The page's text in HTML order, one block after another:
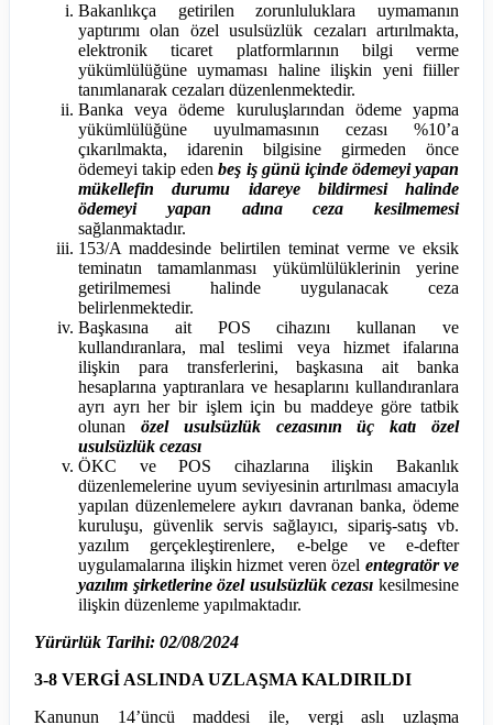
Bakanlıkça getirilen zorunluluklara uymamanın
yaptırımı olan özel usulsüzlük cezaları artırılmakta,
elektronik ticaret platformlarının bilgi verme
yükümlülüğüne uymaması haline ilişkin yeni fiiller
tanımlanarak cezaları düzenlenmektedir.
Banka veya ödeme kuruluşlarından ödeme yapma
yükümlülüğüne uyulmamasının cezası %10’a
çıkarılmakta, idarenin bilgisine girmeden önce
ödemeyi takip edenbeş iş günü içinde ödemeyi yapan
mükellefin durumu idareye bildirmesi halinde
ödemeyi yapan adına ceza kesilmemesi
sağlanmaktadır.
153/A maddesinde belirtilen teminat verme ve eksik
teminatın tamamlanması yükümlülüklerinin yerine
getirilmemesi halinde uygulanacak ceza
belirlenmektedir.
Başkasına ait POS cihazını kullanan ve
kullandıranlara, mal teslimi veya hizmet ifalarına
ilişkin para transferlerini, başkasına ait banka
hesaplarına yaptıranlara ve hesaplarını kullandıranlara
ayrı ayrı her bir işlem için bu maddeye göre tatbik
olunan özel usulsüzlük cezasının üç katı özel
usulsüzlük cezası
ÖKC ve POS cihazlarına ilişkin Bakanlık
düzenlemelerine uyum seviyesinin artırılması amacıyla
yapılan düzenlemelere aykırı davranan banka, ödeme
kuruluşu, güvenlik servis sağlayıcı, sipariş-satış vb.
yazılım gerçekleştirenlere, e-belge ve e-defter
uygulamalarına ilişkin hizmet veren özel entegratör ve
yazılım şirketlerine özel usulsüzlük cezası kesilmesine
ilişkin düzenleme yapılmaktadır.
Yürürlük Tarihi: 02/08/2024
3-8 VERGİ ASLINDA UZLAŞMA KALDIRILDI
Kanunun 14’üncü maddesi ile, vergi aslı uzlaşma